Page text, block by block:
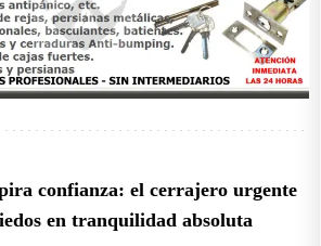
confianza: el cerrajero urgente
en tranquilidad absoluta